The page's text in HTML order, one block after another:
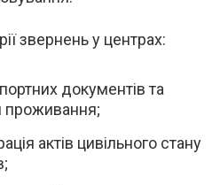
звернень у центрах:
документів та
проживання;
актів цивільного стану